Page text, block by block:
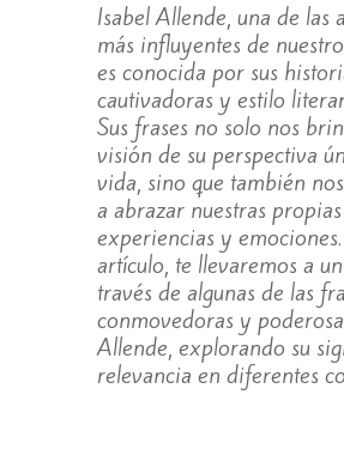
Isabel Allende, una de las
más influyentes de
es conocida por sus
cautivadoras y estilo
Sus frases no solo nos
visión de su perspectiva
vida, sino que también
a abrazar nuestras propias
experiencias y
artículo, te llevaremos a
través de algunas de las
conmovedoras y
Allende, explorando su
relevancia en diferentes